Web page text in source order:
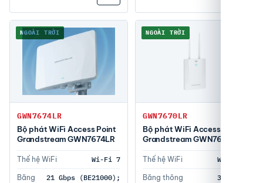
NGOÀI TRỜI
GWN7674LR
Bộ phát WiFi Access Point
Grandstream GWN7674LR
Thế hệ WiFi Wi-Fi 7
Băng
21 Gbps (BE21000);
NGOÀI TRỜI
GWN7670LR
Bộ phát WiFi Access Point
Grandstream GWN7670LR
Thế hệ WiFi Wi-Fi 7
Băng thông 3.6Gbps